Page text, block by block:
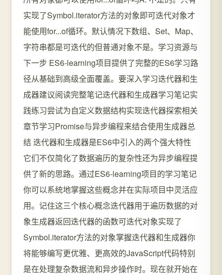
实现了Symbol.iterator方法的对象即可迭代对象才
能使用for...of循环。默认情况下数组、Set、Map、
字符串都是可迭代的但普通对象不是。学习资源与
下一步 ES6-learning项目提供了完整的ES6学习路
径从基础到高级全面覆盖。要深入学习迭代器和生
成器建议阅读完整笔记迭代器和生成器学习笔记实
践练习尝试为自定义数据结构实现迭代器探索相关
章节学习Promise与异步编程来结合使用生成器总
结 迭代器和生成器是ES6中引入的两个强大特性
它们不仅简化了数据遍历的复杂性还为异步编程提
供了新的思路。通过ES6-learning项目的学习笔记
你可以系统地掌握这些概念并在实际项目中灵活应
用。记住这三个核心概念迭代器用于遍历数据的对
象生成器返回迭代器的函数可迭代对象实现了
Symbol.iterator方法的对象掌握迭代器和生成器你
将能够编写更优雅、更高效的JavaScript代码特别
是在处理复杂数据流和异步操作时。现在就开始在